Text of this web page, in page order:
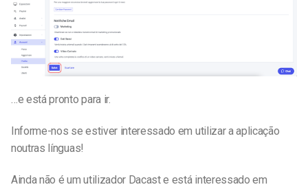
…e está pronto para ir.
Informe-nos se estiver interessado em utilizar a aplicação
noutras línguas!
Ainda não é um utilizador Dacast e está interessado em